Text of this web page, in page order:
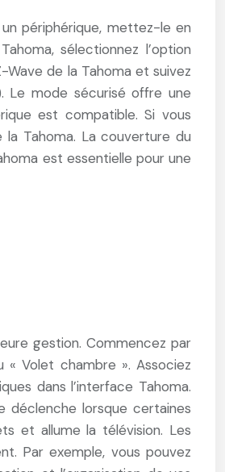
périphérique, mettez-le en
sélectionnez l’option
de la Tahoma et suivez
Le mode sécurisé offre une
est compatible. Si vous
Tahoma. La couverture du
est essentielle pour une
gestion. Commencez par
« Volet chambre ». Associez
dans l’interface Tahoma.
déclenche lorsque certaines
et allume la télévision. Les
Par exemple, vous pouvez